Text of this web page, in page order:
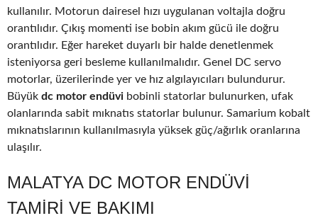
kullanılır. Motorun dairesel hızı uygulanan voltajla doğru
orantılıdır. Çıkış momenti ise bobin akım gücü ile doğru
orantılıdır. Eğer hareket duyarlı bir halde denetlenmek
isteniyorsa geri besleme kullanılmalıdır. Genel DC servo
motorlar, üzerilerinde yer ve hız algılayıcıları bulundurur.
Büyük dc motor endüvi bobinli statorlar bulunurken, ufak
olanlarında sabit mıknatıs statorlar bulunur. Samarium kobalt
mıknatıslarının kullanılmasıyla yüksek güç/ağırlık oranlarına
ulaşılır.
MALATYA DC MOTOR ENDÜVI
TAMIRI VE BAKIMI